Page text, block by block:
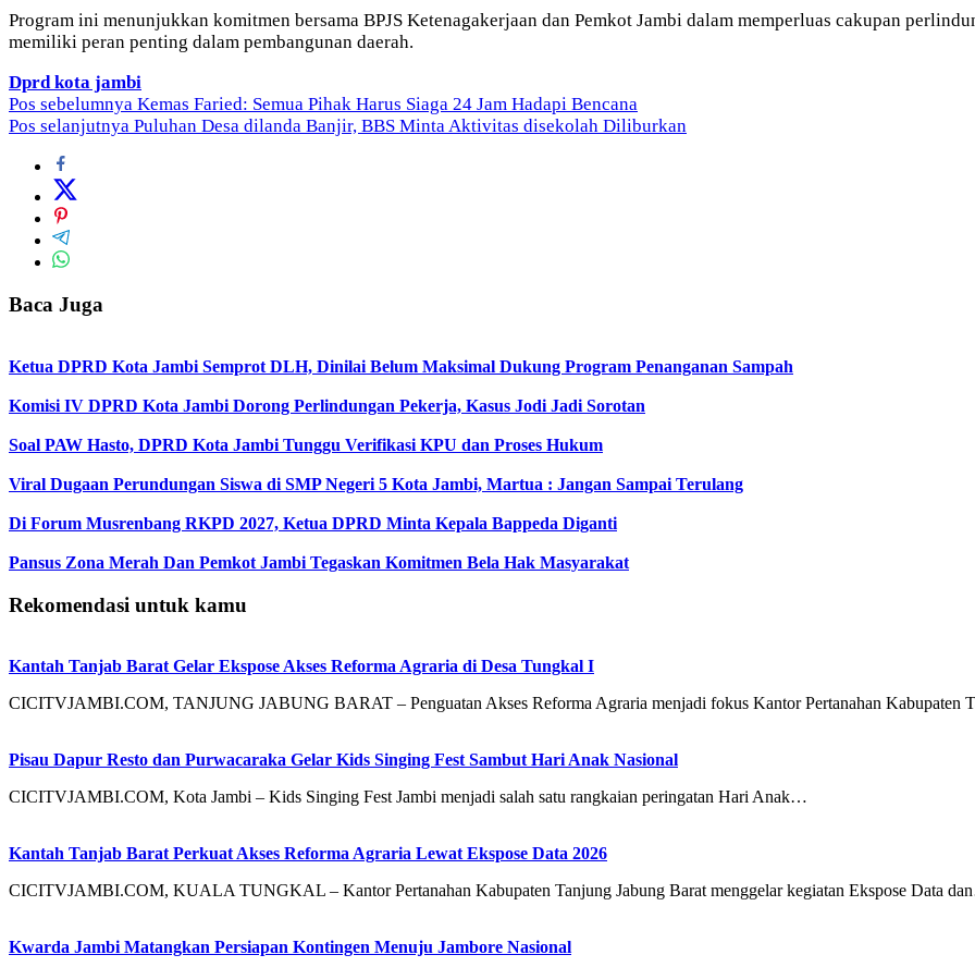
Program ini menunjukkan komitmen bersama BPJS Ketenagakerjaan dan Pemkot Jambi dalam memperluas cakupan
memiliki peran penting dalam pembangunan daerah.
Dprd kota jambi
Navigasi
pos
Pos sebelumnya Kemas Faried: Semua Pihak Harus Siaga 24 Jam Hadapi Bencana
Pos selanjutnya Puluhan Desa dilanda Banjir, BBS Minta Aktivitas disekolah Diliburkan
Baca Juga
Ketua DPRD Kota Jambi Semprot DLH, Dinilai Belum Maksimal Dukung Program Penanganan Sampah
Komisi IV DPRD Kota Jambi Dorong Perlindungan Pekerja, Kasus Jodi Jadi Sorotan
Soal PAW Hasto, DPRD Kota Jambi Tunggu Verifikasi KPU dan Proses Hukum
Viral Dugaan Perundungan Siswa di SMP Negeri 5 Kota Jambi, Martua : Jangan Sampai Terulang
Di Forum Musrenbang RKPD 2027, Ketua DPRD Minta Kepala Bappeda Diganti
Pansus Zona Merah Dan Pemkot Jambi Tegaskan Komitmen Bela Hak Masyarakat
Rekomendasi untuk kamu
Kantah Tanjab Barat Gelar Ekspose Akses Reforma Agraria di Desa Tungkal I
CICITVJAMBI.COM, TANJUNG JABUNG BARAT – Penguatan Akses Reforma Agraria menjadi fokus Kantor Pertanahan Kabupaten
Pisau Dapur Resto dan Purwacaraka Gelar Kids Singing Fest Sambut Hari Anak Nasional
CICITVJAMBI.COM, Kota Jambi – Kids Singing Fest Jambi menjadi salah satu rangkaian peringatan Hari Anak…
Kantah Tanjab Barat Perkuat Akses Reforma Agraria Lewat Ekspose Data 2026
CICITVJAMBI.COM, KUALA TUNGKAL – Kantor Pertanahan Kabupaten Tanjung Jabung Barat menggelar kegiatan Ekspose Data
Kwarda Jambi Matangkan Persiapan Kontingen Menuju Jambore Nasional